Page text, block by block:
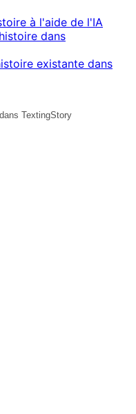
à l'aide de l'IA
dans
existante dans
TextingStory